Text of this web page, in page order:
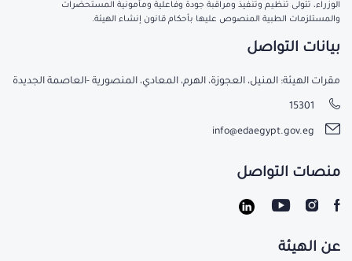
الوزراء، تتولى تنظيم وتنفيذ ومراقبة جودة وفاعلية ومأمونية المستحضرات
والمستلزمات الطبية المنصوص عليها بأحكام قانون إنشاء الهيئة.
عن الهيئة
بيانات التواصل
مقرات الهيئة: المنيل، العجوزة، الهرم، المعادي، المنصورية -العاصمة الجديدة
15301
info@edaegypt.gov.eg
منصات التواصل